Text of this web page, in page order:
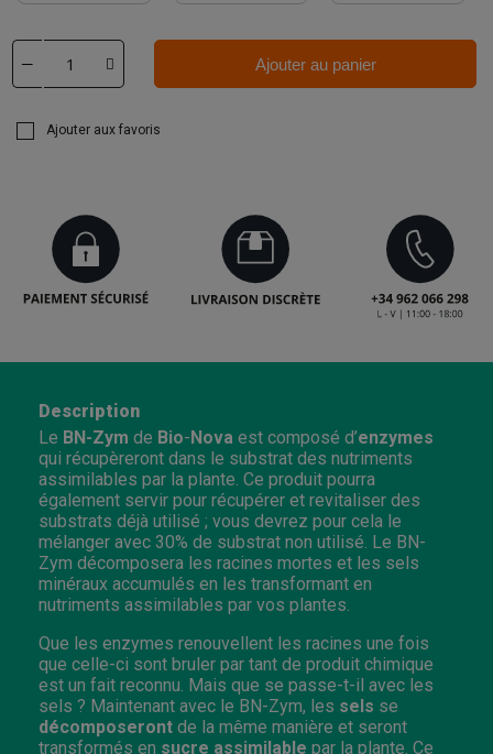
Ajouter au panier
Ajouter aux favoris
Description
Le BN-Zym de Bio-Nova est composé d’enzymes
qui récupèreront dans le substrat des nutriments
assimilables par la plante. Ce produit pourra
également servir pour récupérer et revitaliser des
substrats déjà utilisé ; vous devrez pour cela le
mélanger avec 30% de substrat non utilisé. Le BN-
Zym décomposera les racines mortes et les sels
minéraux accumulés en les transformant en
nutriments assimilables par vos plantes.
Que les enzymes renouvellent les racines une fois
que celle-ci sont bruler par tant de produit chimique
est un fait reconnu. Mais que se passe-t-il avec les
sels ? Maintenant avec le BN-Zym, les sels se
décomposeront de la même manière et seront
transformés en sucre assimilable par la plante. Ce